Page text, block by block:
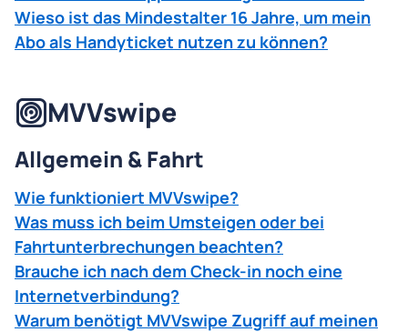
Wieso ist das Mindestalter 16 Jahre, um mein
Abo als Handyticket nutzen zu können?
MVVswipe
Allgemein & Fahrt
Wie funktioniert MVVswipe?
Was muss ich beim Umsteigen oder bei
Fahrtunterbrechungen beachten?
Brauche ich nach dem Check-in noch eine
Internetverbindung?
Warum benötigt MVVswipe Zugriff auf meinen